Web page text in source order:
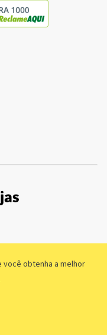
você obtenha a melhor
0001-89 - Rua Dr.
Paulo/SP - Brasil